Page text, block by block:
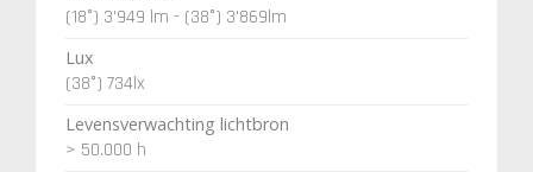
(18°) 3'949 lm - (38°) 3'869lm
Lux
(38°) 734lx
Levensverwachting lichtbron
> 50.000 h